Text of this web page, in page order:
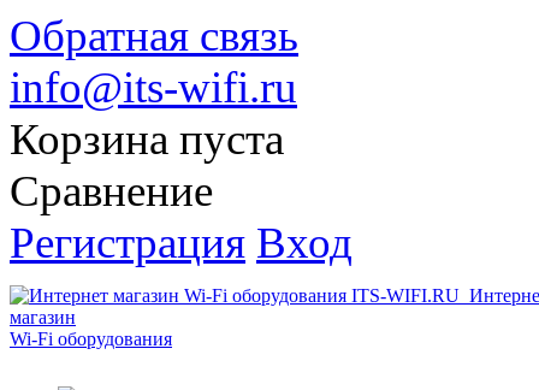
Обратная связь
info@its-wifi.ru
Корзина пуста
Сравнение
Регистрация Вход
магазин
Wi-Fi оборудования